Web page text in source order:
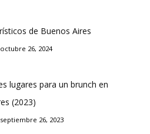
de Buenos Aires
26, 2024
lugares para un brunch en
(2023)
26, 2023